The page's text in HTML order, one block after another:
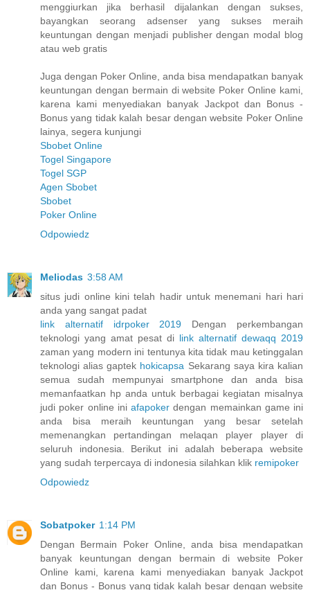
menggiurkan jika berhasil dijalankan dengan sukses,
bayangkan seorang adsenser yang sukses meraih
keuntungan dengan menjadi publisher dengan modal blog
atau web gratis
Juga dengan Poker Online, anda bisa mendapatkan banyak
keuntungan dengan bermain di website Poker Online kami,
karena kami menyediakan banyak Jackpot dan Bonus -
Bonus yang tidak kalah besar dengan website Poker Online
lainya, segera kunjungi
Sbobet Online
Togel Singapore
Togel SGP
Agen Sbobet
Sbobet
Poker Online
Odpowiedz
Meliodas 3:58 AM
situs judi online kini telah hadir untuk menemani hari hari
anda yang sangat padat
link alternatif idrpoker 2019 Dengan perkembangan
teknologi yang amat pesat di link alternatif dewaqq 2019
zaman yang modern ini tentunya kita tidak mau ketinggalan
teknologi alias gaptek hokicapsa Sekarang saya kira kalian
semua sudah mempunyai smartphone dan anda bisa
memanfaatkan hp anda untuk berbagai kegiatan misalnya
judi poker online ini afapoker dengan memainkan game ini
anda bisa meraih keuntungan yang besar setelah
memenangkan pertandingan melaqan player player di
seluruh indonesia. Berikut ini adalah beberapa website
yang sudah terpercaya di indonesia silahkan klik remipoker
Odpowiedz
Sobatpoker 1:14 PM
Dengan Bermain Poker Online, anda bisa mendapatkan
banyak keuntungan dengan bermain di website Poker
Online kami, karena kami menyediakan banyak Jackpot
dan Bonus - Bonus yang tidak kalah besar dengan website